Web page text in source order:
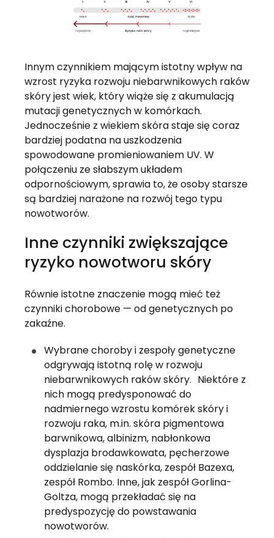
Innym czynnikiem mającym istotny wpływ na
wzrost ryzyka rozwoju niebarwnikowych raków
skóry jest wiek, który wiąże się z akumulacją
mutacji genetycznych w komórkach.
Jednocześnie z wiekiem skóra staje się coraz
bardziej podatna na uszkodzenia
spowodowane promieniowaniem UV. W
połączeniu ze słabszym układem
odpornościowym, sprawia to, że osoby starsze
są bardziej narażone na rozwój tego typu
nowotworów.
Inne czynniki zwiększające
ryzyko nowotworu skóry
Równie istotne znaczenie mogą mieć też
czynniki chorobowe — od genetycznych po
zakaźne.
Wybrane choroby i zespoły genetyczne
odgrywają istotną rolę w rozwoju
niebarwnikowych raków skóry. Niektóre z
nich mogą predysponować do
nadmiernego wzrostu komórek skóry i
rozwoju raka, m.in. skóra pigmentowa
barwnikowa, albinizm, nabłonkowa
dysplazja brodawkowata, pęcherzowe
oddzielanie się naskórka, zespół Bazexa,
zespół Rombo. Inne, jak zespół Gorlina-
Goltza, mogą przekładać się na
predyspozycję do powstawania
nowotworów.